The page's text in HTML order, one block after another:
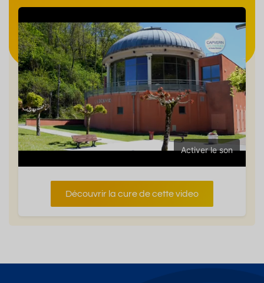
Activer le son
Découvrir la cure de cette video